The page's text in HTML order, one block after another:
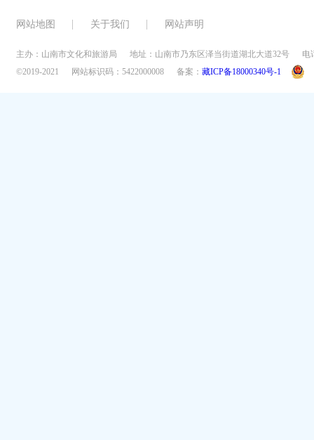
网站地图 关于我们 网站声明
主办：山南市文化和旅游局 地址：山南市乃东区泽当街道湖北大道32号
电
©2019-2021
网站标识码：5422000008 备案： 藏ICP备18000340号-1